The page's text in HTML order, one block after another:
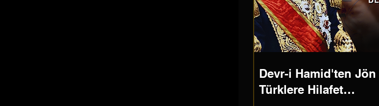
Devr-i Hamid'ten Jön
Türklere Hilafet